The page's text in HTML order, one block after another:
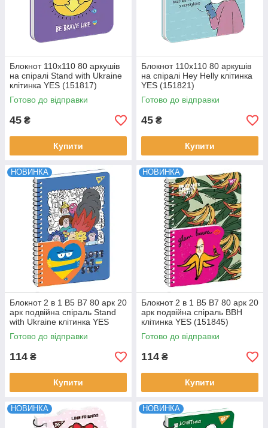
Блокнот 110х110 80 аркушів
на cпіралі Stand with Ukraine
клітинка YES (151817)
Готово до відправки
45 ₴
Купити
Блокнот 110х110 80 аркушів
на cпіралі Hey Helly клітинка
YES (151821)
Готово до відправки
45 ₴
Купити
НОВИНКА
Блокнот 2 в 1 В5 В7 80 арк 20
арк подвійна спіраль Stand
with Ukraine клітинка YES
(151781)
Готово до відправки
114 ₴
Купити
НОВИНКА
Блокнот 2 в 1 В5 В7 80 арк 20
арк подвійна спіраль BBH
клітинка YES (151845)
Готово до відправки
114 ₴
Купити
НОВИНКА НОВИНКА